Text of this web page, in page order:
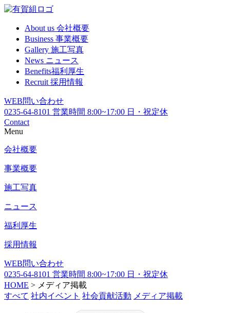
About us 会社概要
Business 事業概要
Gallery 施工写真
News ニュース
Benefits福利厚生
Recruit 採用情報
WEB問い合わせ
0235-64-8101 営業時間 8:00~17:00 日・祝定休
Contact
Menu
会社概要
事業概要
施工写真
ニュース
福利厚生
採用情報
WEB問い合わせ
0235-64-8101 営業時間 8:00~17:00 日・祝定休
HOME > メディア掲載
すべて 社内イベント 社会貢献活動 メディア掲載